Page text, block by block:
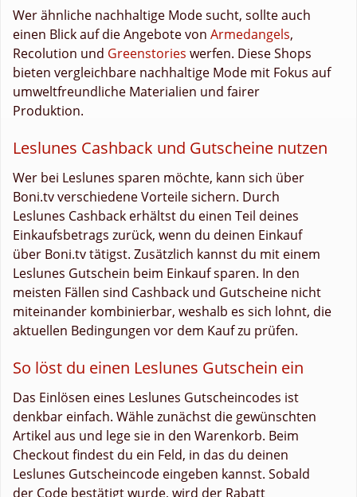
Wer ähnliche nachhaltige Mode sucht, sollte auch
einen Blick auf die Angebote von Armedangels,
Recolution und Greenstories werfen. Diese Shops
bieten vergleichbare nachhaltige Mode mit Fokus auf
umweltfreundliche Materialien und fairer
Produktion.
Leslunes Cashback und Gutscheine nutzen
Wer bei Leslunes sparen möchte, kann sich über
Boni.tv verschiedene Vorteile sichern. Durch
Leslunes Cashback erhältst du einen Teil deines
Einkaufsbetrags zurück, wenn du deinen Einkauf
über Boni.tv tätigst. Zusätzlich kannst du mit einem
Leslunes Gutschein beim Einkauf sparen. In den
meisten Fällen sind Cashback und Gutscheine nicht
miteinander kombinierbar, weshalb es sich lohnt, die
aktuellen Bedingungen vor dem Kauf zu prüfen.
So löst du einen Leslunes Gutschein ein
Das Einlösen eines Leslunes Gutscheincodes ist
denkbar einfach. Wähle zunächst die gewünschten
Artikel aus und lege sie in den Warenkorb. Beim
Checkout findest du ein Feld, in das du deinen
Leslunes Gutscheincode eingeben kannst. Sobald
der Code bestätigt wurde, wird der Rabatt